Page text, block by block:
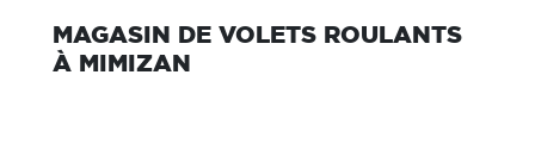
MAGASIN DE VOLETS ROULANTS
À MIMIZAN